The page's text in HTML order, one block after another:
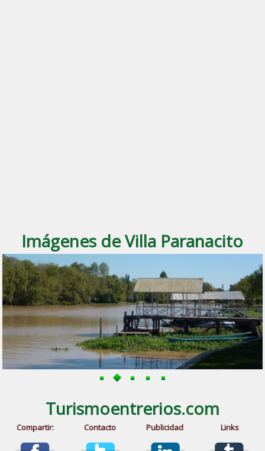
Imágenes de Villa Paranacito
Turismoentrerios.com
Compartir: Contacto Publicidad Links